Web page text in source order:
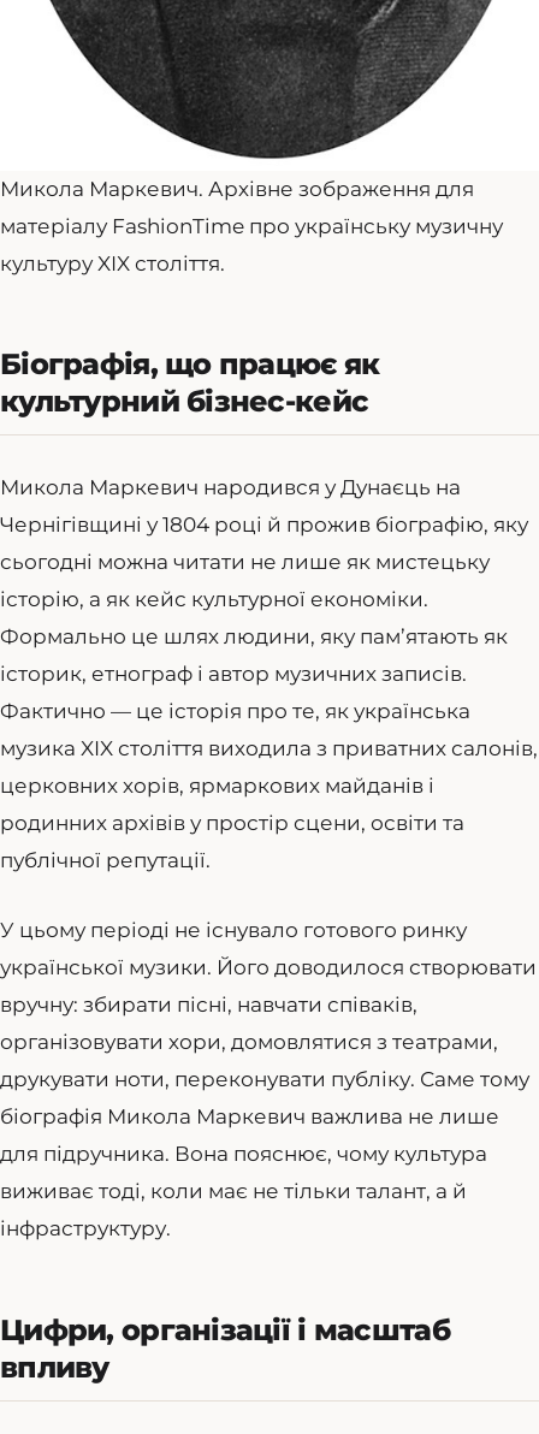
Микола Маркевич. Архівне зображення для
матеріалу FashionTime про українську музичну
культуру XIX століття.
Біографія, що працює як
культурний бізнес-кейс
Микола Маркевич народився у Дунаєць на
Чернігівщині у 1804 році й прожив біографію, яку
сьогодні можна читати не лише як мистецьку
історію, а як кейс культурної економіки.
Формально це шлях людини, яку пам’ятають як
історик, етнограф і автор музичних записів.
Фактично — це історія про те, як українська
музика XIX століття виходила з приватних салонів,
церковних хорів, ярмаркових майданів і
родинних архівів у простір сцени, освіти та
публічної репутації.
У цьому періоді не існувало готового ринку
української музики. Його доводилося створювати
вручну: збирати пісні, навчати співаків,
організовувати хори, домовлятися з театрами,
друкувати ноти, переконувати публіку. Саме тому
біографія Микола Маркевич важлива не лише
для підручника. Вона пояснює, чому культура
виживає тоді, коли має не тільки талант, а й
інфраструктуру.
Цифри, організації і масштаб
впливу